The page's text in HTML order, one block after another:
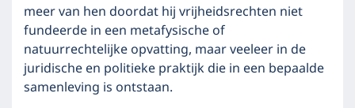
meer van hen doordat hij vrijheidsrechten niet
fundeerde in een metafysische of
natuurrechtelijke opvatting, maar veeleer in de
juridische en politieke praktijk die in een bepaalde
samenleving is ontstaan.